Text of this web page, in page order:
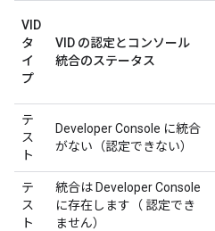
VID
タ
イ
プ
VID の認定とコンソール
統合のステータス
テ
ス
ト
Developer Console に統合
がない（認定できない）
テ
ス
ト
統合は Developer Console
に存在します（ 認定でき
ません）